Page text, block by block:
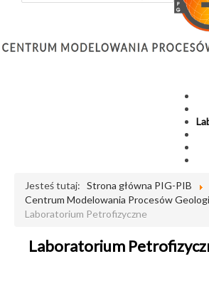
Jesteś tutaj: Strona główna PIG-PIB
Centrum Modelowania Procesów
Laboratorium Petrofizyczne
Laboratorium